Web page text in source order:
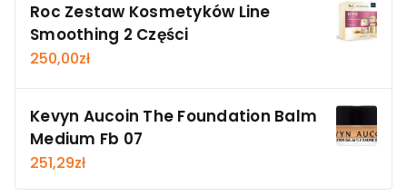
Roc Zestaw Kosmetyków Line
Smoothing 2 Części
250,00zł
Kevyn Aucoin The Foundation Balm
Medium Fb 07
251,29zł